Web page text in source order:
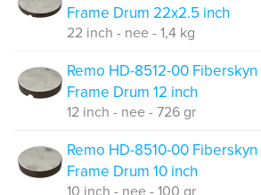
Frame Drum 22x2.5 inch
22 inch - nee - 1,4 kg
Remo HD-8512-00 Fiberskyn
Frame Drum 12 inch
12 inch - nee - 726 gr
Remo HD-8510-00 Fiberskyn
Frame Drum 10 inch
10 inch - nee - 100 gr